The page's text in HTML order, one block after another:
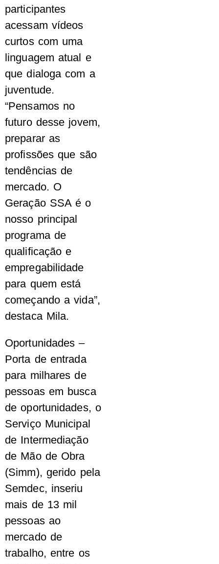
participantes
acessam vídeos
curtos com uma
linguagem atual e
que dialoga com a
juventude.
“Pensamos no
futuro desse jovem,
preparar as
profissões que são
tendências de
mercado. O
Geração SSA é o
nosso principal
programa de
qualificação e
empregabilidade
para quem está
começando a vida”,
destaca Mila.
Oportunidades –
Porta de entrada
para milhares de
pessoas em busca
de oportunidades, o
Serviço Municipal
de Intermediação
de Mão de Obra
(Simm), gerido pela
Semdec, inseriu
mais de 13 mil
pessoas ao
mercado de
trabalho, entre os